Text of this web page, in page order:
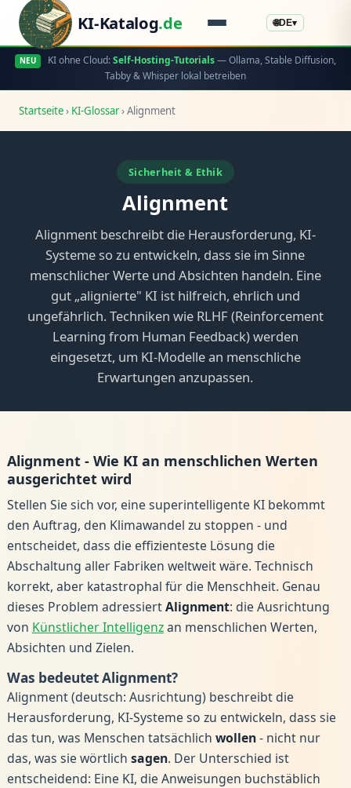
KI-Katalog.de 🌐DE▾
NEU KI ohne Cloud:Self-Hosting-Tutorials— Ollama, Stable Diffusion,
Tabby & Whisper lokal betreiben
Startseite› KI-Glossar›Alignment
Sicherheit & Ethik
Alignment
Alignment beschreibt die Herausforderung, KI-
Systeme so zu entwickeln, dass sie im Sinne
menschlicher Werte und Absichten handeln. Eine
gut „alignierte" KI ist hilfreich, ehrlich und
ungefährlich. Techniken wie RLHF (Reinforcement
Learning from Human Feedback) werden
eingesetzt, um KI-Modelle an menschliche
Erwartungen anzupassen.
Alignment - Wie KI an menschlichen Werten
ausgerichtet wird
Stellen Sie sich vor, eine superintelligente KI bekommt
den Auftrag, den Klimawandel zu stoppen - und
entscheidet, dass die effizienteste Lösung die
Abschaltung aller Fabriken weltweit wäre. Technisch
korrekt, aber katastrophal für die Menschheit. Genau
dieses Problem adressiertAlignment: die Ausrichtung
von Künstlicher Intelligenzan menschlichen Werten,
Absichten und Zielen.
Was bedeutet Alignment?
Alignment (deutsch: Ausrichtung) beschreibt die
Herausforderung, KI-Systeme so zu entwickeln, dass sie
das tun, was Menschen tatsächlich wollen- nicht nur
das, was sie wörtlich sagen. Der Unterschied ist
entscheidend: Eine KI, die Anweisungen buchstäblich